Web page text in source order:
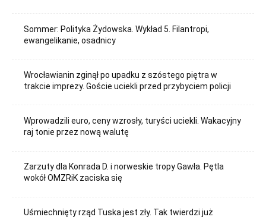
Sommer: Polityka Żydowska. Wykład 5. Filantropi,
ewangelikanie, osadnicy
Wrocławianin zginął po upadku z szóstego piętra w
trakcie imprezy. Goście uciekli przed przybyciem policji
Wprowadzili euro, ceny wzrosły, turyści uciekli. Wakacyjny
raj tonie przez nową walutę
Zarzuty dla Konrada D. i norweskie tropy Gawła. Pętla
wokół OMZRiK zaciska się
Uśmiechnięty rząd Tuska jest zły. Tak twierdzi już